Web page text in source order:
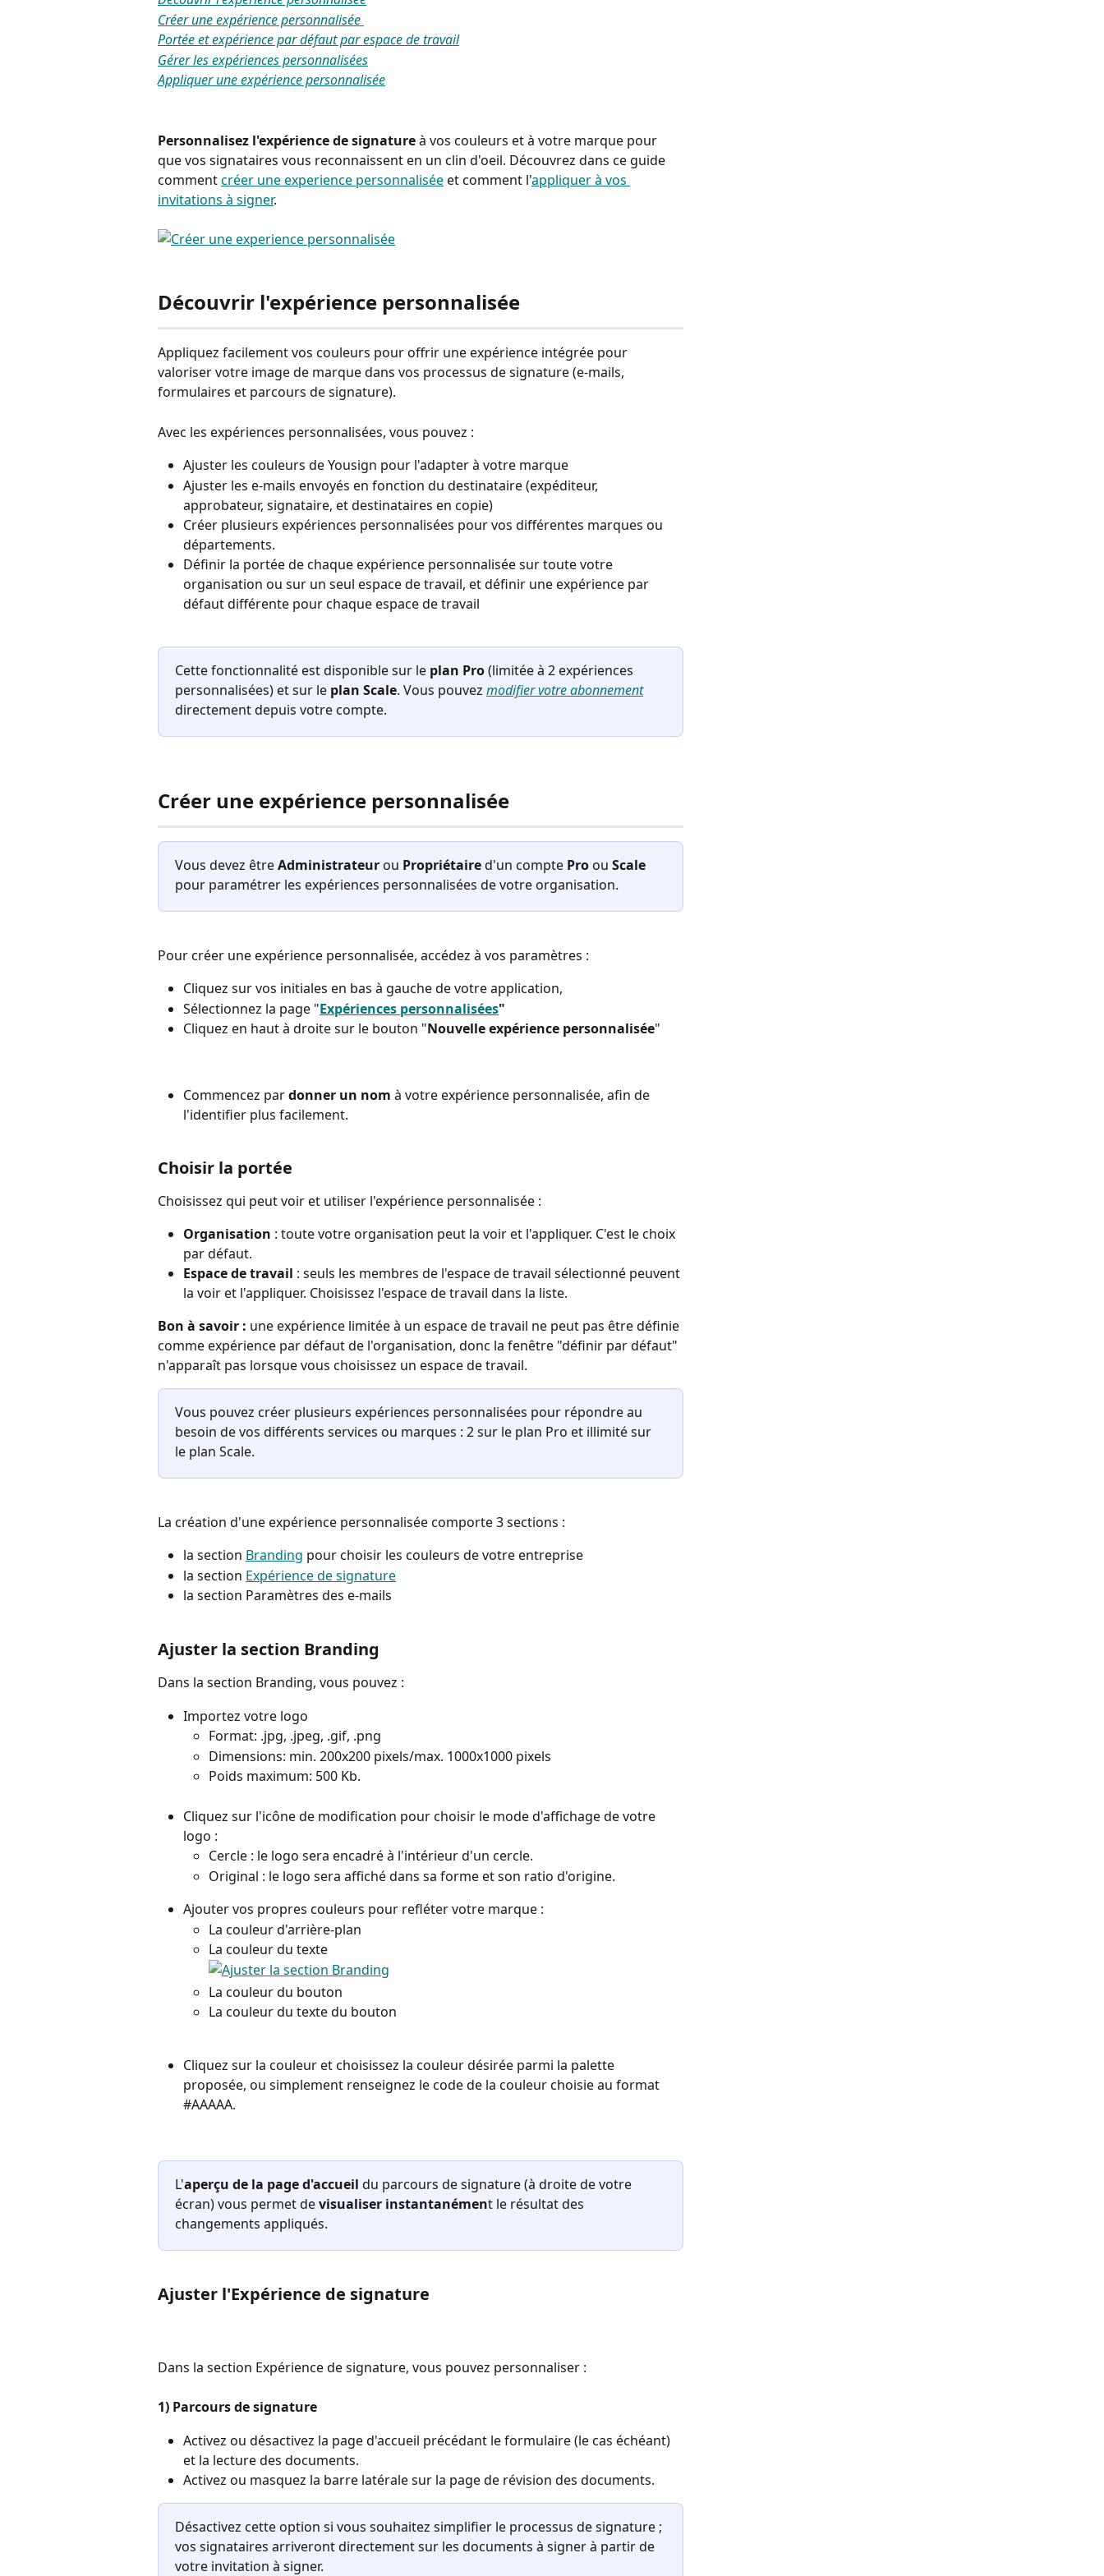
Créer une expérience personnalisée
Portée et expérience par défaut par espace de travail
Gérer les expériences personnalisées
Appliquer une expérience personnalisée
Personnalisez l'expérience de signature à vos couleurs et à votre marque pour
que vos signataires vous reconnaissent en un clin d'oeil. Découvrez dans ce guide
comment créer une experience personnalisée et comment l'appliquer à vos
invitations à signer.
Découvrir l'expérience personnalisée
Appliquez facilement vos couleurs pour offrir une expérience intégrée pour
valoriser votre image de marque dans vos processus de signature (e-mails,
formulaires et parcours de signature).
Avec les expériences personnalisées, vous pouvez :
Ajuster les couleurs de Yousign pour l'adapter à votre marque
Ajuster les e-mails envoyés en fonction du destinataire (expéditeur,
approbateur, signataire, et destinataires en copie)
Créer plusieurs expériences personnalisées pour vos différentes marques ou
départements.
Définir la portée de chaque expérience personnalisée sur toute votre
organisation ou sur un seul espace de travail, et définir une expérience par
défaut différente pour chaque espace de travail
Cette fonctionnalité est disponible sur le plan Pro (limitée à 2 expériences
personnalisées) et sur le plan Scale. Vous pouvez modifier votre abonnement
directement depuis votre compte.
Créer une expérience personnalisée
Vous devez être Administrateur ou Propriétaire d'un compte Pro ou Scale
pour paramétrer les expériences personnalisées de votre organisation.
Pour créer une expérience personnalisée, accédez à vos paramètres :
Cliquez sur vos initiales en bas à gauche de votre application,
Sélectionnez la page "Expériences personnalisées"
Cliquez en haut à droite sur le bouton "Nouvelle expérience personnalisée"
Commencez par donner un nom à votre expérience personnalisée, afin de
l'identifier plus facilement.
Choisir la portée
Choisissez qui peut voir et utiliser l'expérience personnalisée :
Organisation : toute votre organisation peut la voir et l'appliquer. C'est le choix
par défaut.
Espace de travail : seuls les membres de l'espace de travail sélectionné peuvent
la voir et l'appliquer. Choisissez l'espace de travail dans la liste.
Bon à savoir : une expérience limitée à un espace de travail ne peut pas être définie
comme expérience par défaut de l'organisation, donc la fenêtre "définir par défaut"
n'apparaît pas lorsque vous choisissez un espace de travail.
Vous pouvez créer plusieurs expériences personnalisées pour répondre au
besoin de vos différents services ou marques : 2 sur le plan Pro et illimité sur
le plan Scale.
La création d'une expérience personnalisée comporte 3 sections :
la section Branding pour choisir les couleurs de votre entreprise
la section Expérience de signature
la section Paramètres des e-mails
Ajuster la section Branding
Dans la section Branding, vous pouvez :
Importez votre logo
Format: .jpg, .jpeg, .gif, .png
Dimensions: min. 200x200 pixels/max. 1000x1000 pixels
Poids maximum: 500 Kb.
Cliquez sur l'icône de modification pour choisir le mode d'affichage de votre
logo :
Cercle : le logo sera encadré à l'intérieur d'un cercle.
Original : le logo sera affiché dans sa forme et son ratio d'origine.
Ajouter vos propres couleurs pour refléter votre marque :
La couleur d'arrière-plan
La couleur du texte
La couleur du bouton
La couleur du texte du bouton
Cliquez sur la couleur et choisissez la couleur désirée parmi la palette
proposée, ou simplement renseignez le code de la couleur choisie au format
#AAAAA.
L'aperçu de la page d'accueil du parcours de signature (à droite de votre
écran) vous permet de visualiser instantanément le résultat des
changements appliqués.
Ajuster l'Expérience de signature
Dans la section Expérience de signature, vous pouvez personnaliser :
1) Parcours de signature
Activez ou désactivez la page d'accueil précédant le formulaire (le cas échéant)
et la lecture des documents.
Activez ou masquez la barre latérale sur la page de révision des documents.
Désactivez cette option si vous souhaitez simplifier le processus de signature ;
vos signataires arriveront directement sur les documents à signer à partir de
votre invitation à signer.